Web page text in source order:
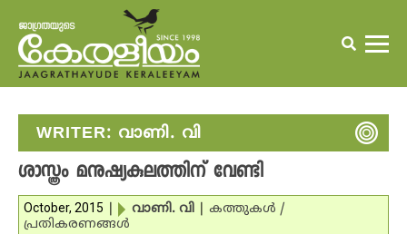
WRITER: വാണി. വി
ശാസ്ത്രം മനുഷ്യകുലത്തിന് വേണ്ടി
October, 2015 വാണി. വി
കത്തുകള്‍ /
പ്രതികരണങ്ങള്‍